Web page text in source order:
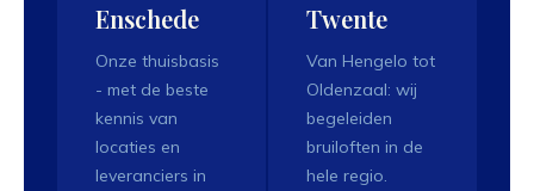
Enschede
Onze thuisbasis
- met de beste
kennis van
locaties en
leveranciers in
Twente
Van Hengelo tot
Oldenzaal: wij
begeleiden
bruiloften in de
hele regio.